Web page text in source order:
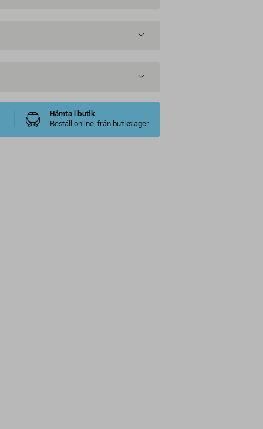
Hämta i butik
Beställ online, från butikslager